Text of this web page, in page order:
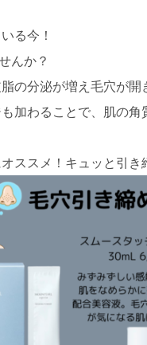
る今！
んか？
の分泌が増え毛穴が開
加わることで、肌の
ススメ！キュッと引き